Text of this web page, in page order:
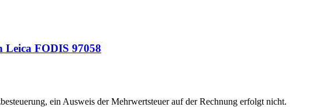
Leica FODIS 97058
ein Ausweis der Mehrwertsteuer auf der Rechnung erfolgt nicht.